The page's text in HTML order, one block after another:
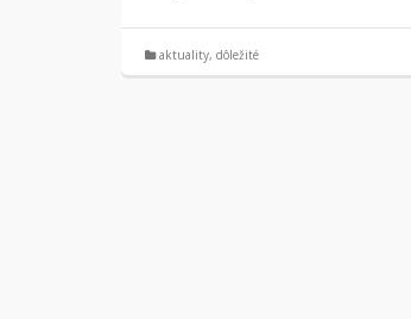
aktuality, dôležité